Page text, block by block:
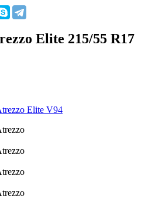
Elite 215/55 R17